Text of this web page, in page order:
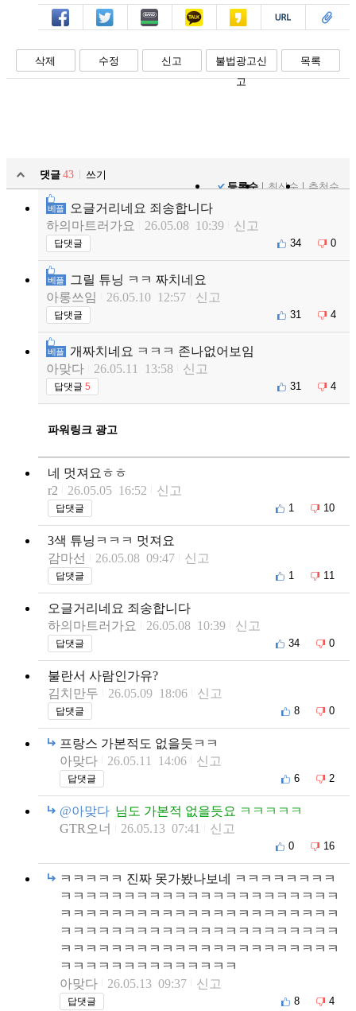
페북 트윗 밴드 카톡 카스 복사 스크랩
삭제 수정 신고
불법광고신
고
목록
댓글 43
쓰기
등록순
최신순 추천순
베플
오글거리네요 죄송합니다
하의마트러가요
26.05.08 10:39 신고
답댓글 34 0
베플
그릴 튜닝 ㅋㅋ 짜치네요
아롱쓰임
26.05.10 12:57 신고
답댓글 31 4
베플
개짜치네요 ㅋㅋㅋ 존나없어보임
아맞다
26.05.11 13:58 신고
답댓글 5 31 4
파워링크 광고
네 멋져요ㅎㅎ
r2
26.05.05 16:52 신고
답댓글 1 10
3색 튜닝ㅋㅋㅋ 멋져요
감마선
26.05.08 09:47 신고
답댓글 1 11
오글거리네요 죄송합니다
하의마트러가요
26.05.08 10:39 신고
답댓글 34 0
불란서 사람인가유?
김치만두
26.05.09 18:06 신고
답댓글 8 0
프랑스 가본적도 없을듯ㅋㅋ
아맞다
26.05.11 14:06 신고
답댓글 6 2
@아맞다 님도 가본적 없을듯요 ㅋㅋㅋㅋㅋ
GTR오너
26.05.13 07:41 신고
0 16
ㅋㅋㅋㅋㅋ 진짜 못가봤나보네 ㅋㅋㅋㅋㅋㅋㅋㅋ
ㅋㅋㅋㅋㅋㅋㅋㅋㅋㅋㅋㅋㅋㅋㅋㅋㅋㅋㅋㅋㅋㅋ
ㅋㅋㅋㅋㅋㅋㅋㅋㅋㅋㅋㅋㅋㅋㅋㅋㅋㅋㅋㅋㅋㅋ
ㅋㅋㅋㅋㅋㅋㅋㅋㅋㅋㅋㅋㅋㅋㅋㅋㅋㅋㅋㅋㅋㅋ
ㅋㅋㅋㅋㅋㅋㅋㅋㅋㅋㅋㅋㅋㅋㅋㅋㅋㅋㅋㅋㅋㅋ
ㅋㅋㅋㅋㅋㅋㅋㅋㅋㅋㅋㅋㅋㅋ
아맞다
26.05.13 09:37 신고
답댓글 8 4